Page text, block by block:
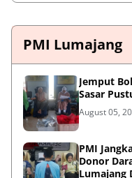
PMI Lumajang
Jemput
Sasar
August 05,
PMI
Donor
Lumajang